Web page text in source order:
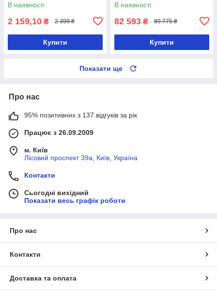
В наявності
2 159,10 ₴ 2 399 ₴
Купити
В наявності
82 593 ₴ 89 775 ₴
Купити
Показати ще
Про нас
95% позитивних з 137 відгуків за рік
Працює з 26.09.2009
м. Київ
Лісовий проспект 39а, Київ, Україна
Контакти
Сьогодні вихідний
Показати весь графік роботи
Про нас
Контакти
Доставка та оплата